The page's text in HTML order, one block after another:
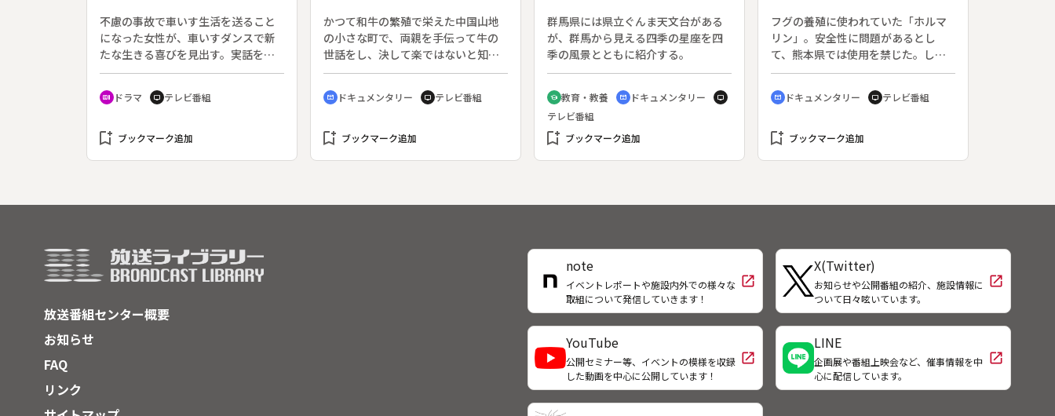
後、誰の世話にもなりたくないと直
腸がんの再発に怯えながら独りで生
きてきた。現在はレストランの清掃
日、仕事中に大怪我をして、仕事を
を任せられていた栗原さん（７７
歳）は、料理の仕事を探すが、面接
不慮の事故で車いす生活を送ること
になった女性が、車いすダンスで新
たな生きる喜びを見出す。実話をも
とにしたヒューマンドラマ。“ｄａｎ
ｃｉｎｇ ｌｉｆｅ”。原作：三上晶
代。（２００３年５月５日～６月６
いよダンス大会の当日となった。会
子）は決意する。一方、明子の父・
てくれと懇願する。
recent_actors ドラマ tv テレビ番組
bookmark_add ブックマーク追加
かつて和牛の繁殖で栄えた中国山地
の小さな町で、両親を手伝って牛の
世話をし、決して楽ではないと知り
ながらあとを継ごうとする少年の姿
を通し、「生きる力」とは何かを描
く。◆５歳のころから見よう見まね
は、今では出産に立ち会って母牛を
小屋を大きくして牛をたくさん飼う
cinematic_blur ドキュメンタリー tv テレビ番組
bookmark_add ブックマーク追加
群馬県には県立ぐんま天文台がある
が、群馬から見える四季の星座を四
季の風景とともに紹介する。
school 教育・教養 cinematic_blur ドキュメンタリー tv
テレビ番組
bookmark_add ブックマーク追加
フグの養殖に使われていた「ホルマ
リン」。安全性に問題があるとし
て、熊本県では使用を禁じた。しか
し、他地域では禁止されてなかった
ため、使用が続けられていた。な
ぜ、消費者や母なる海を裏切るの
を徹底追跡する。◆４年前、発癌性
したが、最近になってまた新たな汚
う業者の健康も蝕み、周辺海域の生
物にも深刻なダメージを与える。安
全性と経済性は両立しないのか。
cinematic_blur ドキュメンタリー tv テレビ番組
bookmark_add ブックマーク追加
放送番組センター概要
お知らせ
FAQ
リンク
note
イベントレポートや施設内外での様々な
取組について発信していきます！
open_in_new
X(Twitter)
お知らせや公開番組の紹介、施設情報に
ついて日々呟いています。
open_in_new
YouTube
公開セミナー等、イベントの模様を収録
した動画を中心に公開しています！
open_in_new
LINE
企画展や番組上映会など、催事情報を中
心に配信しています。
open_in_new